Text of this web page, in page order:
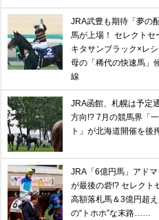
【有馬記念】武豊×ドウデ
るべき“隠れ穴馬！”
JRA武豊も期待「夢の
馬が上場！ セレクトセ
キタサンブラック×レ
母の「稀代の快速馬」
線
JRA函館、札幌は予定
方向!? 7月の競馬界「
ト」が北海道開催を後
JRA「6億円馬」アド
が最後の砦!? セレクト
高額落札馬＆3億円超
の“トホホ”な末路……